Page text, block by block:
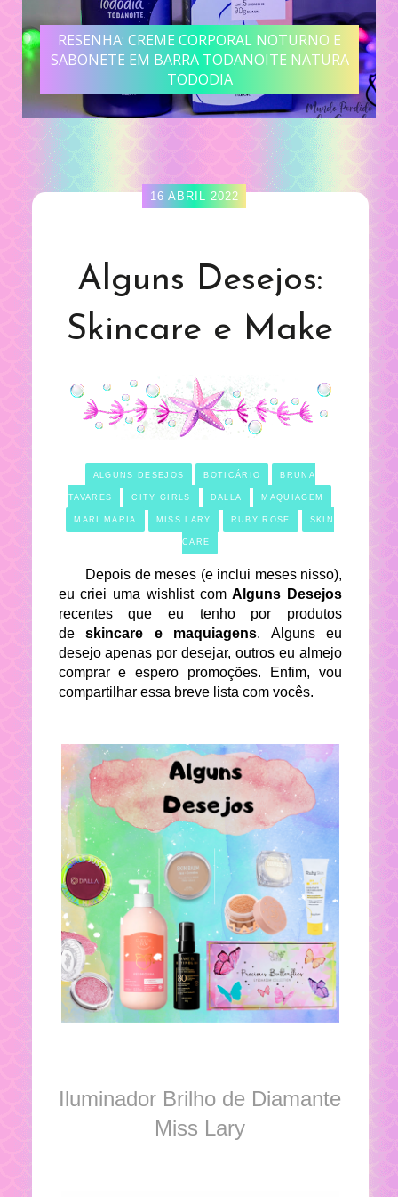
RESENHA: CREME CORPORAL NOTURNO E
SABONETE EM BARRA TODANOITE NATURA
TODODIA
16 ABRIL 2022
Alguns Desejos:
Skincare e Make
ALGUNS DESEJOS BOTICÁRIO BRUNA
TAVARES CITY GIRLS DALLA MAQUIAGEM
MARI MARIA MISS LARY RUBY ROSE SKIN
CARE
Depois de meses (e inclui meses nisso),
eu criei uma wishlist comAlguns Desejos
recentes que eu tenho por produtos
deskincare e maquiagens. Alguns eu
desejo apenas por desejar, outros eu almejo
comprar e espero promoções. Enfim, vou
compartilhar essa breve lista com vocês.
Iluminador Brilho de Diamante
Miss Lary